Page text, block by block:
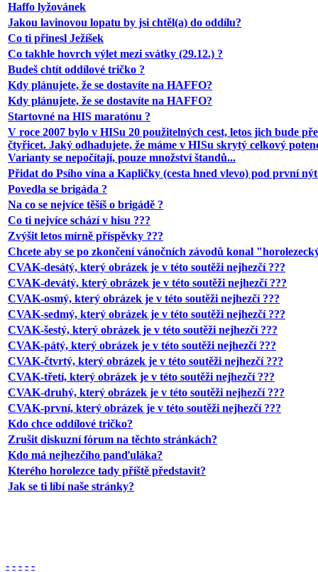
Haffo lyžovánek
Jakou lavinovou lopatu by jsi chtěl(a) do oddílu?
Co ti přinesl Ježíšek
Co takhle hovrch výlet mezi svátky (29.12.) ?
Budeš chtít oddílové tričko ?
Kdy plánujete, že se dostavíte na HAFFO?
Kdy plánujete, že se dostavíte na HAFFO?
Startovné na HIS maratónu ?
V roce 2007 bylo v HISu 20 použitelných cest, letos jich bude
čtyřicet. Jaký odhadujete, že máme v HISu skrytý celkový
Varianty se nepočítají, pouze množství štandů...
Přidat do Psího vína a Kapličky (cesta hned vlevo) pod první
Povedla se brigáda ?
Na co se nejvíce těšíš o brigádě ?
Co ti nejvíce schází v hisu ???
Zvýšit letos mírně příspěvky ???
Chcete aby se po zkončení vánočních závodů konal
CVAK-desátý, který obrázek je v této soutěži nejhezčí ???
CVAK-devátý, který obrázek je v této soutěži nejhezčí ???
CVAK-osmý, který obrázek je v této soutěži nejhezčí ???
CVAK-sedmý, který obrázek je v této soutěži nejhezčí ???
CVAK-šestý, který obrázek je v této soutěži nejhezčí ???
CVAK-pátý, který obrázek je v této soutěži nejhezčí ???
CVAK-čtvrtý, který obrázek je v této soutěži nejhezčí ???
CVAK-třetí, který obrázek je v této soutěži nejhezčí ???
CVAK-druhý, který obrázek je v této soutěži nejhezčí ???
CVAK-první, který obrázek je v této soutěži nejhezčí ???
Kdo chce oddílové tričko?
Zrušit diskuzní fórum na těchto stránkách?
Kdo má nejhezčího panďuláka?
Kterého horolezce tady příště představit?
Jak se ti líbí naše stránky?
- - - - -